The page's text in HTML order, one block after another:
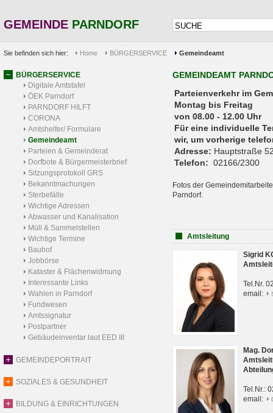
GEMEINDE PARNDORF
Sie befinden sich hier: Home BÜRGERSERVICE Gemeindeamt
BÜRGERSERVICE
Digitale Amtstafel
ÖEK Parndorf
PARNDORF HILFT
CORONA
Amtshelfer/ Formulare
Gemeindeamt
Parteien & Gemeinderat
Dorfbote & Bürgermeisterbrief
Sitzungsprotokoll GRS
Bekanntmachungen
Sterbefälle
Wichtige Adressen
Abwasser und Kanalisation
Müll & Sammelstellen
Wichtige Termine
Bauhof
Jobbörse
Kataster & Flächenwidmung
Interessante Links
Wahlen in Parndorf
Fundwesen
Amtssignatur
Postpartner
Gebäudeinventar laut EED III
GEMEINDEPORTRAIT
SOZIALES & GESUNDHEIT
BILDUNG & EINRICHTUNGEN
GEMEINDEAMT
Parteienverkehr
Montag bis Freitag
von 08.00 - 12.00 Uhr
Für eine individuelle
wir, um vorherige
Adresse: Hauptstraße
Telefon: 02166/2300
Fotos der
Parndorf.
Amtsleitung
Sigrid
Tel.Nr.
email:
Mag.
Tel.Nr.:
email: